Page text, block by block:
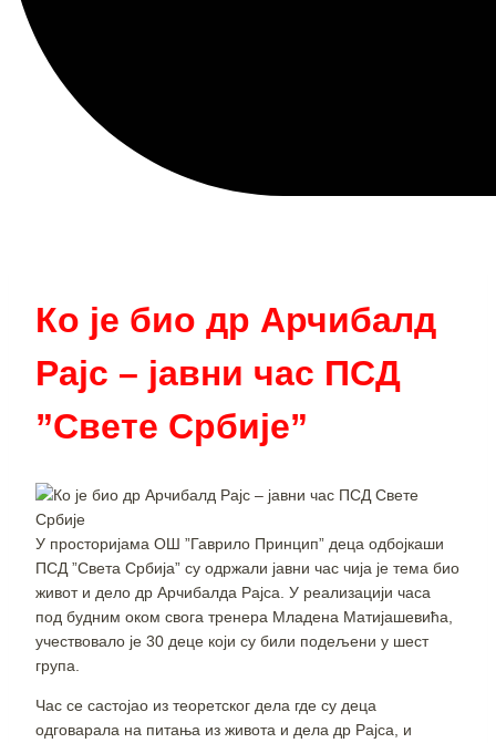
Ко је био др Арчибалд
Рајс – јавни час ПСД
”Свете Србије”
У просторијама ОШ ”Гаврило Принцип” деца одбојкаши
ПСД ”Света Србија” су одржали јавни час чија је тема био
живот и дело др Арчибалда Рајса. У реализацији часа
под будним оком свога тренера Младена Матијашевића,
учествовало је 30 деце који су били подељени у шест
група.
Час се састојао из теоретског дела где су деца
одговарала на питања из живота и дела др Рајса, и